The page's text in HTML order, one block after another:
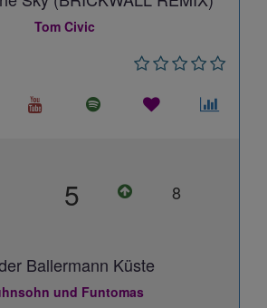
Tom Civic
5 8
Ballermann Küste
und Funtomas